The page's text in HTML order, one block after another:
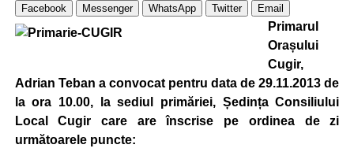
Facebook Messenger WhatsApp Twitter Email
Primarul
Orașului
Cugir,
Adrian Teban a convocat pentru data de 29.11.2013 de
la ora 10.00, la sediul primăriei, Ședința Consiliului
Local Cugir care are înscrise pe ordinea de zi
următoarele puncte: